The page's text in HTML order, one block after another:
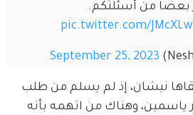
بعضًا من أسئلتكم.
pic.twitter.com/
September 25, 2023
نيشان، إذ لم يسلم من طلب
ياسمين، وهناك من اتهمه بأنه